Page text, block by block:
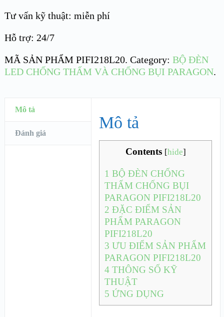
Tư vấn kỹ thuật: miễn phí
Hỗ trợ: 24/7
MÃ SẢN PHẨM PIFI218L20. Category: BỘ ĐÈN
LED CHỐNG THẤM VÀ CHỐNG BỤI PARAGON.
Mô tả
Đánh giá
Mô tả
Contents [hide]
1 BỘ ĐÈN CHỐNG
THẤM CHỐNG BỤI
PARAGON PIFI218L20
2 ĐẶC ĐIỂM SẢN
PHẨM PARAGON
PIFI218L20
3 ƯU ĐIỂM SẢN PHẨM
PARAGON PIFI218L20
4 THÔNG SỐ KỸ
THUẬT
5 ỨNG DỤNG